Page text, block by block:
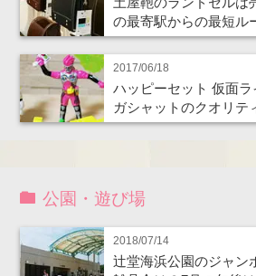
の最寄駅からの最短ル
2017/06/18
ハッピーセット 仮面
ガシャットのクオリテ
公園・遊び場
2018/07/14
辻堂海浜公園のジャン